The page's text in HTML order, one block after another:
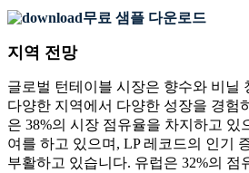
무료 샘플 다운로드
지역 전망
글로벌 턴테이블 시장은 향수와 비닐
다양한 지역에서 다양한 성장을 경험
은 38%의 시장 점유율을 차지하고 있
여를 하고 있으며, LP 레코드의 인기
부활하고 있습니다. 유럽은 32%의 점